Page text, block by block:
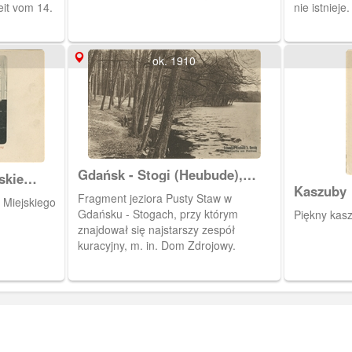
vom 14.
nie istnieje.
Miejskiego
ok. 1910
Gdańsk - Stogi (Heubude),
Pusty Staw (Heidsee)
Fragment jeziora Pusty Staw w
Gdańsku - Stogach, przy którym
znajdował się najstarszy zespół
kuracyjny, m. in. Dom Zdrojowy.
Kaszuby
Piękny